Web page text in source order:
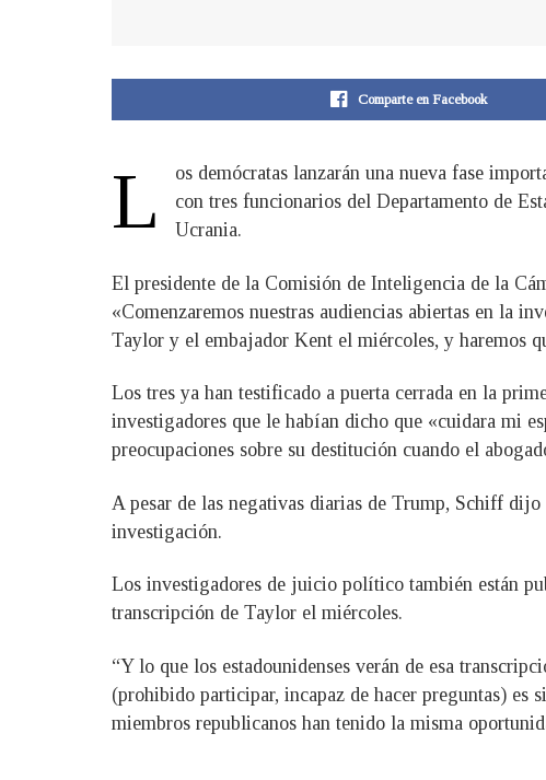
Comparte en Facebook
L
os demócratas lanzarán una nueva fase
con tres funcionarios del Departamento de
Ucrania.
El presidente de la Comisión de Inteligencia de la
«Comenzaremos nuestras audiencias abiertas en la
Taylor y el embajador Kent el miércoles, y haremos
Los tres ya han testificado a puerta cerrada en la
investigadores que le habían dicho que «cuidara mi
preocupaciones sobre su destitución cuando el
A pesar de las negativas diarias de Trump, Schiff
investigación.
Los investigadores de juicio político también están
transcripción de Taylor el miércoles.
“Y lo que los estadounidenses verán de esa
(prohibido participar, incapaz de hacer preguntas) es
miembros republicanos han tenido la misma